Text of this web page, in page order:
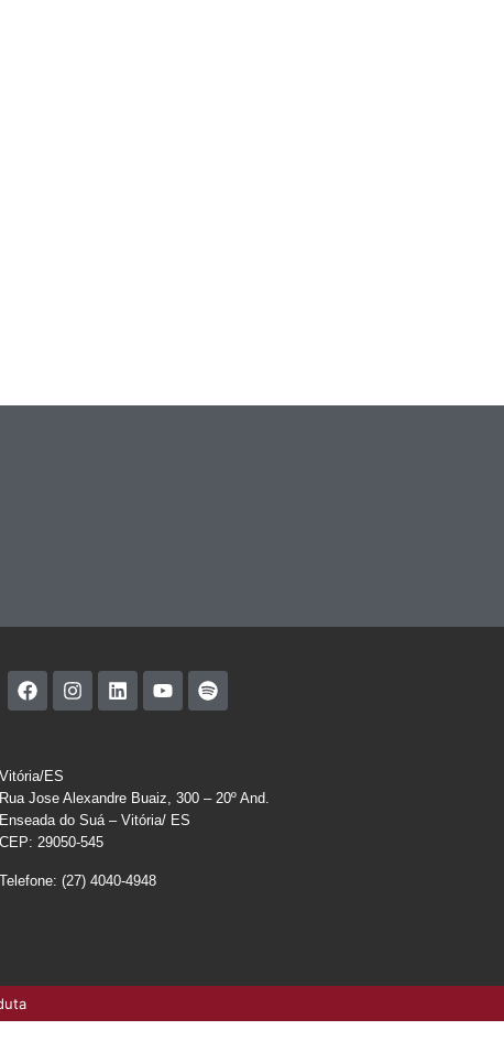
Vitória/ES
Rua Jose Alexandre Buaiz, 300 – 20º And.
Enseada do Suá – Vitória/ ES
CEP: 29050-545
Telefone: (27) 4040-4948